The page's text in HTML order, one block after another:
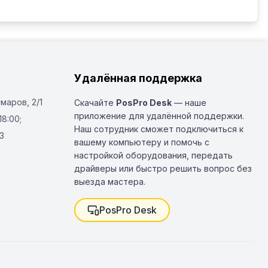
2/1
Удалённая поддержка
Скачайте PosPro Desk — наше
приложение для удалённой поддержки.
Наш сотрудник сможет подключиться к
вашему компьютеру и помочь с
настройкой оборудования, передать
драйверы или быстро решить вопрос без
выезда мастера.
PosPro Desk